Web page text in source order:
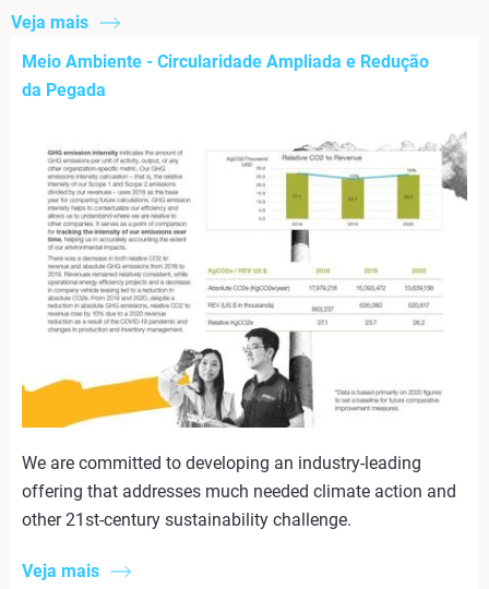
Veja mais
Meio Ambiente - Circularidade Ampliada e Redução
da Pegada
We are committed to developing an industry-leading
offering that addresses much needed climate action and
other 21st-century sustainability challenge.
Veja mais